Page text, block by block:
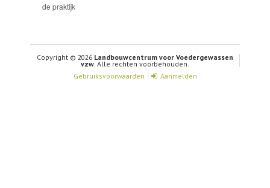
de praktijk
Copyright © 2026 Landbouwcentrum voor Voedergewassen
vzw. Alle rechten voorbehouden.
Gebruiksvoorwaarden
Aanmelden